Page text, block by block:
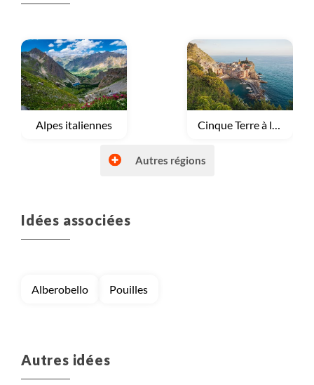
nouveaux projets et développer des nouveaux
Voyage
Alpes italiennes Voyage
Cinque Terre à la Toscane
Voyage
Dolomites
Autres régions
Idées associées
Alberobello Pouilles
Autres idées